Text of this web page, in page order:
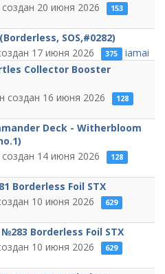
20 июня 2026 153
SOS,#0282)
17 июня 2026 375
iamai
Collector Booster
16 июня 2026 128
Deck - Witherbloom
14 июня 2026 128
Borderless Foil STX
10 июня 2026 629
Borderless Foil STX
10 июня 2026 629